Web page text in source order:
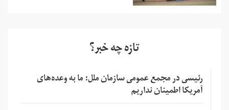
تازه چه خبر؟
رئیسی در مجمع عمومی سازمان ملل: ما به وعده‌های
آمریکا اطمینان نداریم